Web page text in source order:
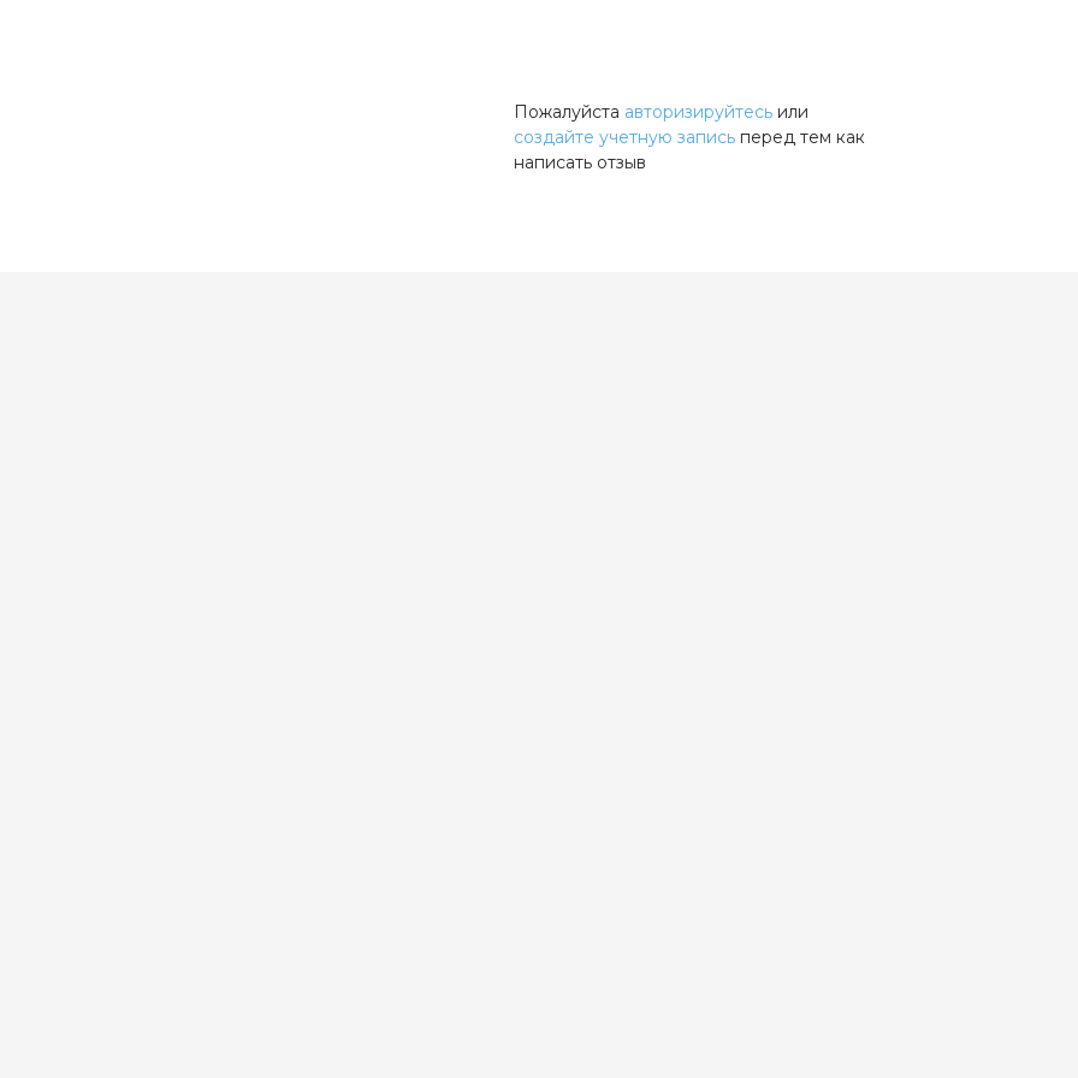
Пожалуйста авторизируйтесь или
создайте учетную запись перед тем как
написать отзыв